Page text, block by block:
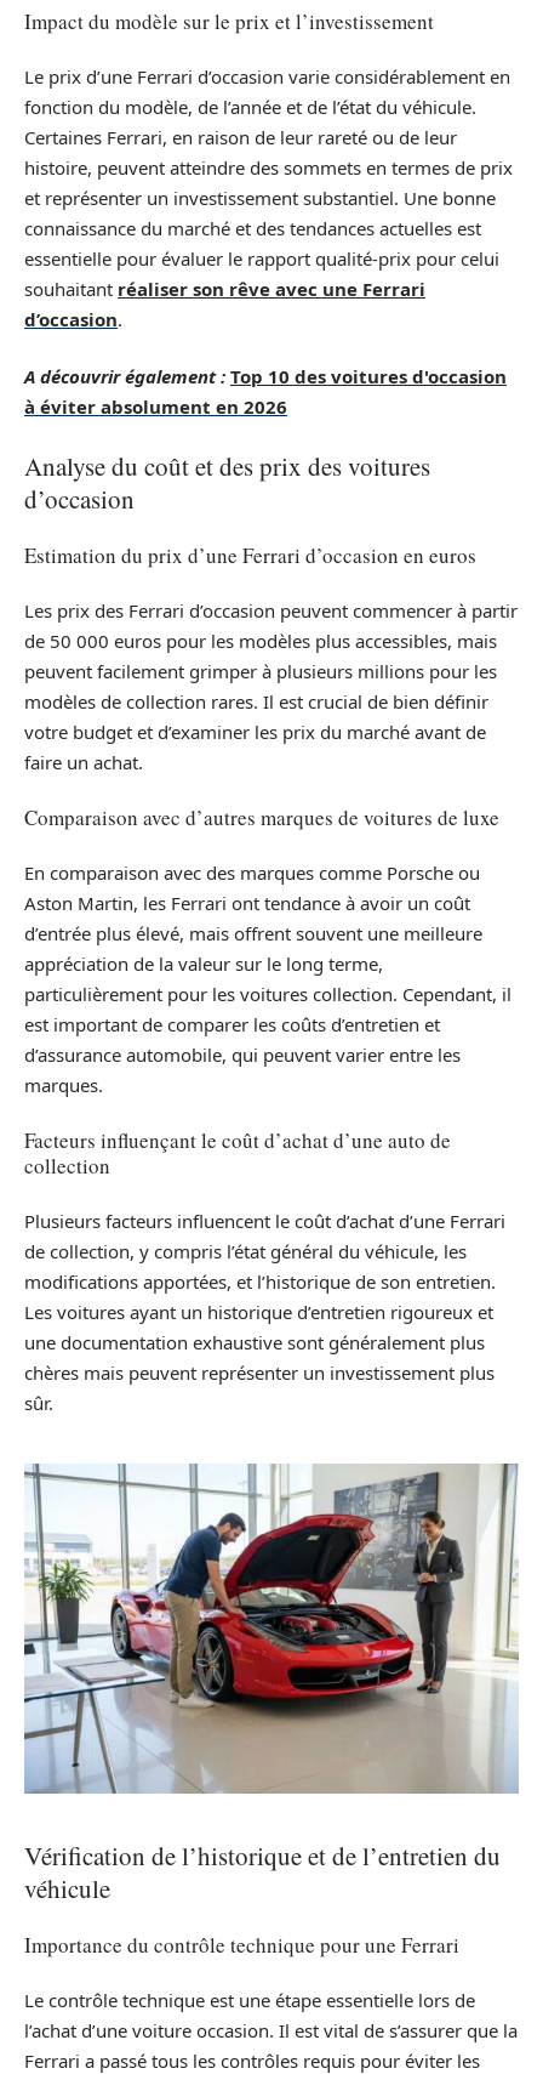
Impact du modèle sur le prix et l’investissement
Le prix d’une Ferrari d’occasion varie considérablement en
fonction du modèle, de l’année et de l’état du véhicule.
Certaines Ferrari, en raison de leur rareté ou de leur
histoire, peuvent atteindre des sommets en termes de prix
et représenter un investissement substantiel. Une bonne
connaissance du marché et des tendances actuelles est
essentielle pour évaluer le rapport qualité-prix pour celui
souhaitant réaliser son rêve avec une Ferrari
d’occasion.
A découvrir également : Top 10 des voitures d'occasion
à éviter absolument en 2026
Analyse du coût et des prix des voitures
d’occasion
Estimation du prix d’une Ferrari d’occasion en euros
Les prix des Ferrari d’occasion peuvent commencer à partir
de 50 000 euros pour les modèles plus accessibles, mais
peuvent facilement grimper à plusieurs millions pour les
modèles de collection rares. Il est crucial de bien définir
votre budget et d’examiner les prix du marché avant de
faire un achat.
Comparaison avec d’autres marques de voitures de luxe
En comparaison avec des marques comme Porsche ou
Aston Martin, les Ferrari ont tendance à avoir un coût
d’entrée plus élevé, mais offrent souvent une meilleure
appréciation de la valeur sur le long terme,
particulièrement pour les voitures collection. Cependant, il
est important de comparer les coûts d’entretien et
d’assurance automobile, qui peuvent varier entre les
marques.
Facteurs influençant le coût d’achat d’une auto de
collection
Plusieurs facteurs influencent le coût d’achat d’une Ferrari
de collection, y compris l’état général du véhicule, les
modifications apportées, et l’historique de son entretien.
Les voitures ayant un historique d’entretien rigoureux et
une documentation exhaustive sont généralement plus
chères mais peuvent représenter un investissement plus
sûr.
Vérification de l’historique et de l’entretien du
véhicule
Importance du contrôle technique pour une Ferrari
Le contrôle technique est une étape essentielle lors de
l’achat d’une voiture occasion. Il est vital de s’assurer que la
Ferrari a passé tous les contrôles requis pour éviter les